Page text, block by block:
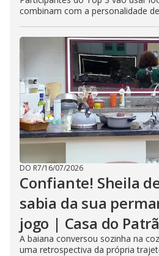
combinam com a personalidade
DO R7/16/07/2026
Confiante! Sheila
sabia da sua
jogo | Casa do
A baiana conversou sozinha na
uma retrospectiva da própria